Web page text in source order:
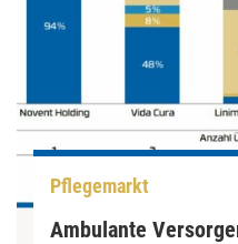
Pflegemarkt
Ambulante